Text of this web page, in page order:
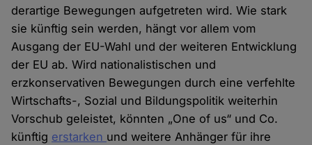
derartige Bewegungen aufgetreten wird. Wie stark
sie künftig sein werden, hängt vor allem vom
Ausgang der EU-Wahl und der weiteren Entwicklung
der EU ab. Wird nationalistischen und
erzkonservativen Bewegungen durch eine verfehlte
Wirtschafts-, Sozial und Bildungspolitik weiterhin
Vorschub geleistet, könnten „One of us“ und Co.
künftig erstarken und weitere Anhänger für ihre